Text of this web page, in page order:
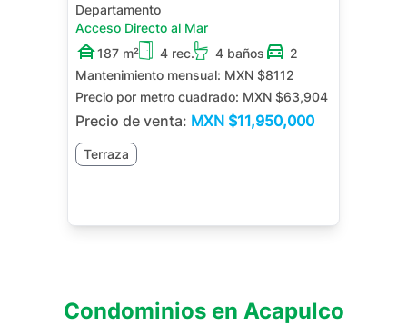
Departamento
Acceso Directo al Mar
187 m²
4 rec. 4 baños
2
Mantenimiento mensual: MXN $8112
Precio por metro cuadrado: MXN $63,904
Precio de venta: MXN $11,950,000
Terraza
Condominios en Acapulco